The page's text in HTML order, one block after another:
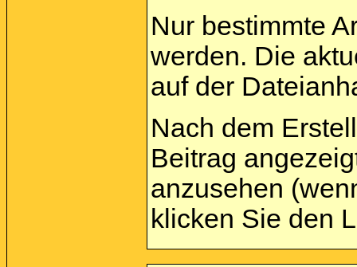
Nur bestimmte
werden. Die
auf der
Nach dem
Beitrag
anzusehen
klicken Sie den